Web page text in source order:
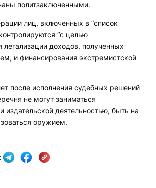
политзаключенными.
лиц, включенных в “список
“с целью
легализации доходов, полученных
и финансирования экстремистской
после исполнения судебных решений
не могут заниматься
издательской деятельностью, быть на
оружием.